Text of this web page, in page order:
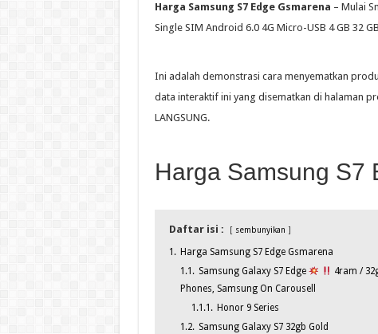
Harga Samsung S7 Edge Gsmarena – Mulai
Single SIM Android 6.0 4G Micro-USB 4 GB 32
Ini adalah demonstrasi cara menyematkan
data interaktif ini yang disematkan di halaman
LANGSUNG.
Harga Samsung S7
Daftar isi : sembunyikan
1. Harga Samsung S7 Edge Gsmarena
1.1. Samsung Galaxy S7 Edge 4ram /
Phones, Samsung On Carousell
1.1.1. Honor 9 Series
1.2. Samsung Galaxy S7 32gb Gold